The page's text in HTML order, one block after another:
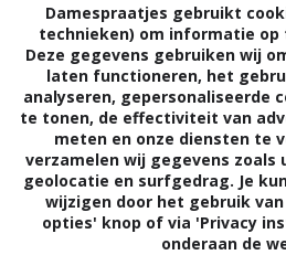
na afloop steevast een
kwaad. Sporten met
toch? Maar de spanning
gevraagd of ik single
Ik voelde dat ik
Damespraatjes gebruikt
technieken) om informatie op
Deze gegevens gebruiken wij
laten functioneren, het
analyseren, gepersonaliseerde
te tonen, de effectiviteit van
meten en onze diensten te
verzamelen wij gegevens zoals
geolocatie en surfgedrag. Je
wijzigen door het gebruik
opties' knop of via 'Privacy
onderaan de